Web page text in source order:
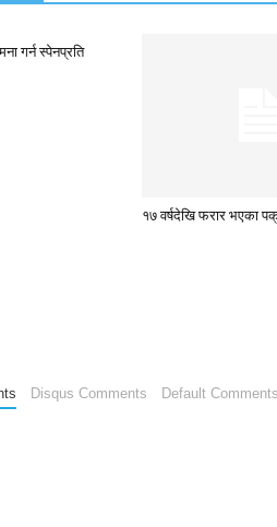
गर्न स्पेनप्रति
१७ वर्षदेखि फरार भएका
Disqus Comments Default